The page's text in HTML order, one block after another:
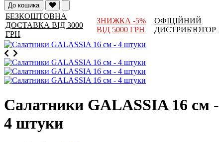
До кошика
БЕЗКОШТОВНА
ДОСТАВКА ВІД 3000
ГРН
ЗНИЖКА -5%
ВІД 5000 ГРН
ОФІЦІЙНИЙ
ДИСТРИБ'ЮТОР
Салатники GALASSIA 16 см -
4 штуки